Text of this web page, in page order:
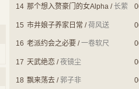
14 那个想入赘豪门的女Alpha /长萦
15 市井娘子养家日常 /荷风送
16 老派约会之必要 /一卷软尺
17 天武绝恋 /夜镜尘
18 飘来荡去 /郭子非